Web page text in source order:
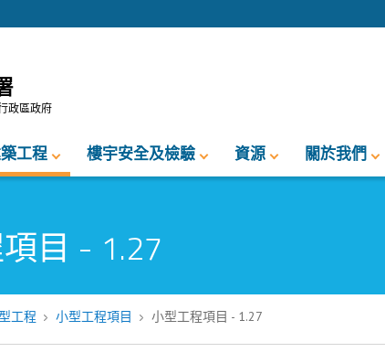
政區政府
工程 樓宇安全及檢驗 資源 關於我們
目 - 1.27
工程 小型工程項目 小型工程項目 - 1.27